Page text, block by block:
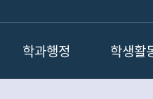
학과행정 학생활